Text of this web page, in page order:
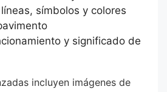
líneas, símbolos y colores
y significado de
incluyen imágenes de